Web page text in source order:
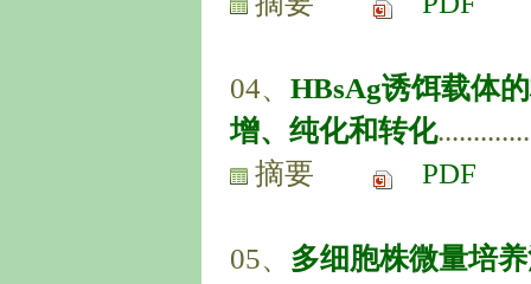
04、 HBsAg诱饵载体
增、纯化和转化
摘要
PDF
05、 多细胞株微量培